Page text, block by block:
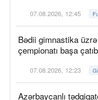
07.08.2026, 12:45
Bədii gimnastika
çempionatı başa çatıb
07.08.2026, 12:23
Azərbaycanlı